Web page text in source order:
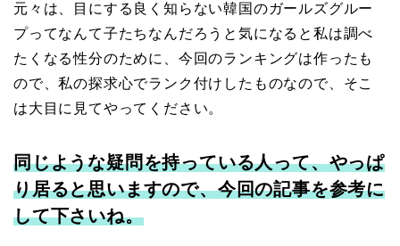
元々は、目にする良く知らない韓国のガールズグルー
プってなんて子たちなんだろうと気になると私は調べ
たくなる性分のために、今回のランキングは作ったも
ので、私の探求心でランク付けしたものなので、そこ
は大目に見てやってください。
同じような疑問を持っている人って、やっぱ
り居ると思いますので、今回の記事を参考に
して下さいね。